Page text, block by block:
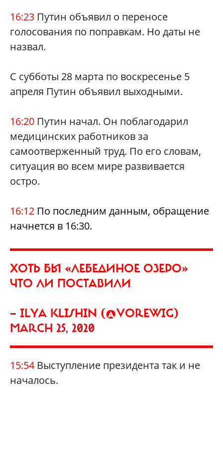
16:23 Путин объявил о переносе
голосования по поправкам. Но даты не
назвал.
С субботы 28 марта по воскресенье 5
апреля Путин объявил выходными.
16:20 Путин начал. Он поблагодарил
медицинских работников за
самоотверженный труд. По его словам,
ситуация во всем мире развивается
остро.
16:12 По последним данным, обращение
начнется в 16:30.
ХОТЬ БЫ «ЛЕБЕДИНОЕ ОЗЕРО»
ЧТО ЛИ ПОСТАВИЛИ
— ILYA KLISHIN (@VOREWIG)
MARCH 25, 2020
15:54 Выступление президента так и не
началось.